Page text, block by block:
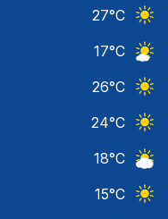
27°C
17°C
26°C
24°C
18°C
15°C